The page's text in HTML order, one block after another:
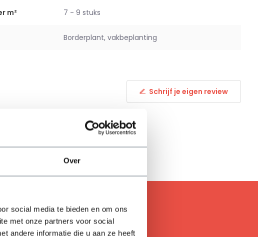
Over
social media te bieden en om ons
met onze partners voor social
andere informatie die u aan ze heeft
m² 7 - 9 stuks
Borderplant, vakbeplanting
Schrijf je eigen review